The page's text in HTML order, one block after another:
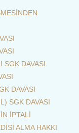
DAVASI
DAVASI
SGK DAVASI
İPTALİ
ALMA HAKKI